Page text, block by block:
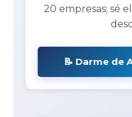
20 empresas; sé
📝 Darme de